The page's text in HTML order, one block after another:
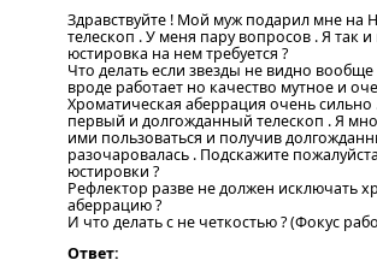
Здравствуйте ! Мой муж подарил мне на
телескоп . У меня пару вопросов . Я так
юстировка на нем требуется ?
Что делать если звезды не видно
вроде работает но качество мутное и
Хроматическая аберрация очень сильно
первый и долгожданный телескоп . Я
ими пользоваться и получив
разочаровалась . Подскажите
юстировки ?
Рефлектор разве не должен исключать
аберрацию ?
И что делать с не четкостью ? (Фокус
Ответ: